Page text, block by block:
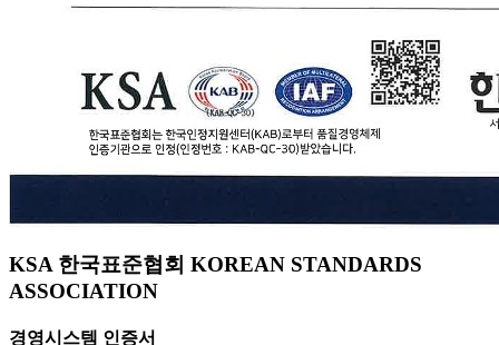
KSA 한국표준협회 KOREAN STANDARDS
ASSOCIATION
경영시스템 인증서